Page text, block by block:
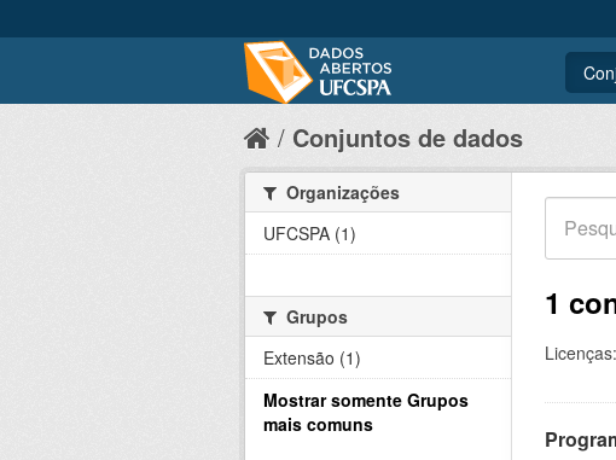
Conjuntos de dados
1
Licenças:
Organizações
UFCSPA (1)
Grupos
Extensão (1)
Mostrar somente Grupos
mais comuns